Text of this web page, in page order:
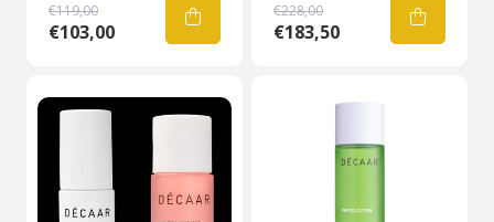
€119,00
€103,00
€228,00
€183,50